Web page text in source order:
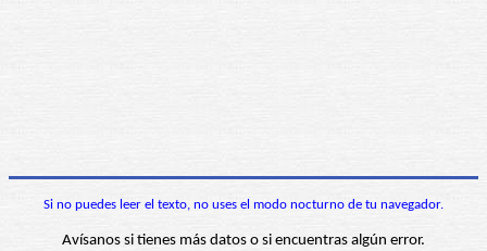
Si no puedes leer el texto, no uses el modo nocturno de tu navegador.
Avísanos si tienes más datos o si encuentras algún error.